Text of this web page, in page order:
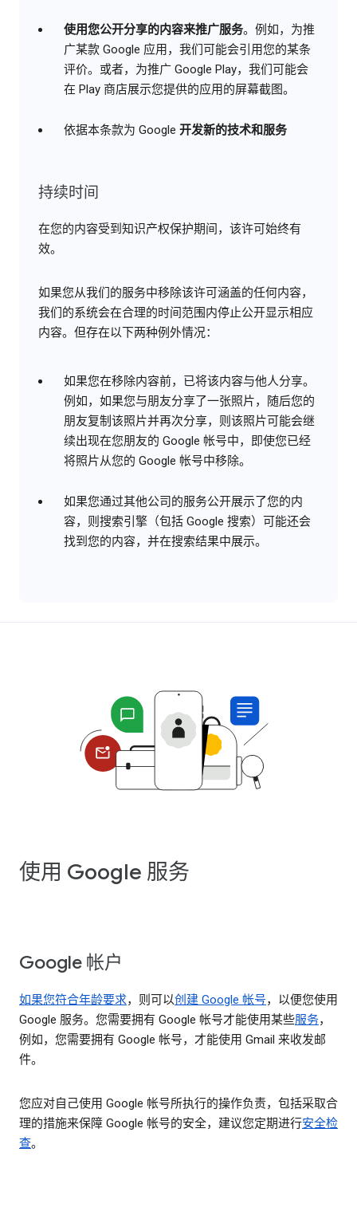
使用您公开分享的内容来推广服务。例如，为推
广某款 Google 应用，我们可能会引用您的某条
评价。或者，为推广 Google Play，我们可能会
在 Play 商店展示您提供的应用的屏幕截图。
依据本条款为 Google 开发新的技术和服务
持续时间
在您的内容受到知识产权保护期间，该许可始终有
效。
如果您从我们的服务中移除该许可涵盖的任何内容，
我们的系统会在合理的时间范围内停止公开显示相应
内容。但存在以下两种例外情况：
如果您在移除内容前，已将该内容与他人分享。
例如，如果您与朋友分享了一张照片，随后您的
朋友复制该照片并再次分享，则该照片可能会继
续出现在您朋友的 Google 帐号中，即使您已经
将照片从您的 Google 帐号中移除。
如果您通过其他公司的服务公开展示了您的内
容，则搜索引擎（包括 Google 搜索）可能还会
找到您的内容，并在搜索结果中展示。
使用 Google 服务
Google 帐户
如果您符合年龄要求，则可以创建 Google 帐号，以便您使用
Google 服务。您需要拥有 Google 帐号才能使用某些服务，
例如，您需要拥有 Google 帐号，才能使用 Gmail 来收发邮
件。
您应对自己使用 Google 帐号所执行的操作负责，包括采取合
理的措施来保障 Google 帐号的安全，建议您定期进行安全检
查。